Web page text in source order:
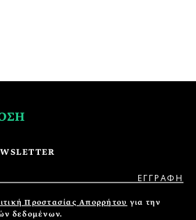
Προστασίας Απορρήτου για την
δεδομένων.